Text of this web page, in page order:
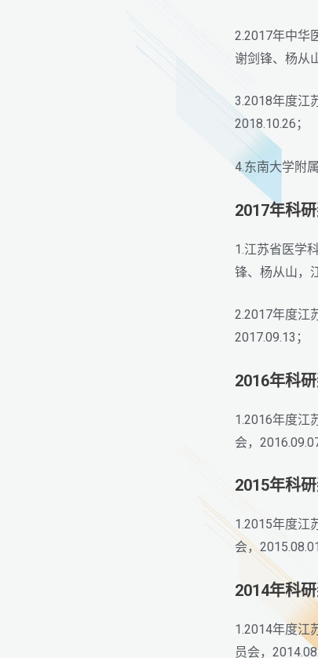
2.2017年中华
谢剑锋、杨从
3.2018年度江
2018.10.26；
4.东南大学附
2017年科
1.江苏省医学
锋、杨从山，
2.2017年度江
2017.09.13；
2016年科
1.2016年度江
会，2016.09.07
2015年科
1.2015年度江
会，2015.08.01
2014年科
1.2014年度江
员会，